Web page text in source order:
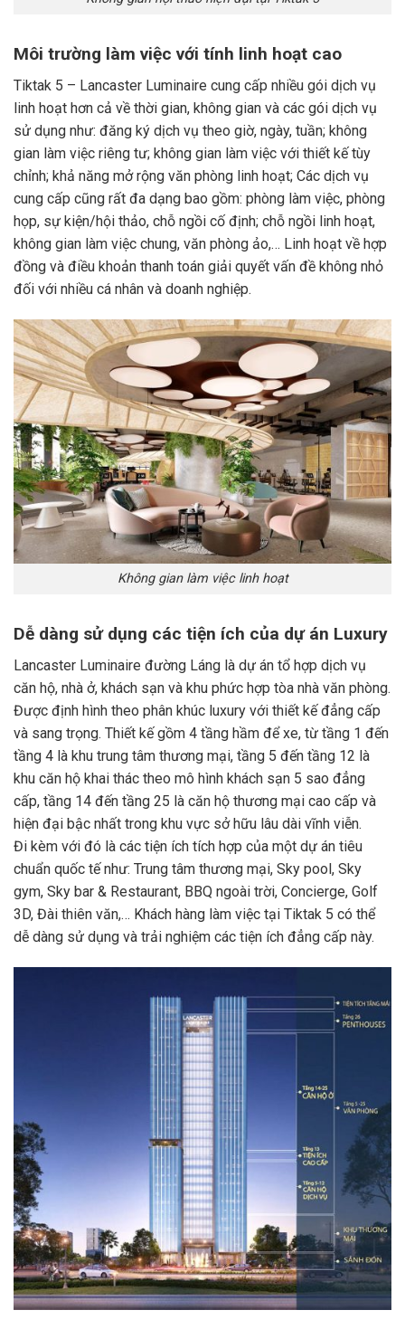
Môi trường làm việc với tính linh hoạt cao
Tiktak 5 – Lancaster Luminaire cung cấp nhiều gói dịch vụ
linh hoạt hơn cả về thời gian, không gian và các gói dịch vụ
sử dụng như: đăng ký dịch vụ theo giờ, ngày, tuần; không
gian làm việc riêng tư; không gian làm việc với thiết kế tùy
chỉnh; khả năng mở rộng văn phòng linh hoạt; Các dịch vụ
cung cấp cũng rất đa dạng bao gồm: phòng làm việc, phòng
họp, sự kiện/hội thảo, chỗ ngồi cố định; chỗ ngồi linh hoạt,
không gian làm việc chung, văn phòng ảo,… Linh hoạt về hợp
đồng và điều khoản thanh toán giải quyết vấn đề không nhỏ
đối với nhiều cá nhân và doanh nghiệp.
Không gian làm việc linh hoạt
Dễ dàng sử dụng các tiện ích của dự án Luxury
Lancaster Luminaire đường Láng là dự án tổ hợp dịch vụ
căn hộ, nhà ở, khách sạn và khu phức hợp tòa nhà văn phòng.
Được định hình theo phân khúc luxury với thiết kế đẳng cấp
và sang trọng. Thiết kế gồm 4 tầng hầm để xe, từ tầng 1 đến
tầng 4 là khu trung tâm thương mại, tầng 5 đến tầng 12 là
khu căn hộ khai thác theo mô hình khách sạn 5 sao đẳng
cấp, tầng 14 đến tầng 25 là căn hộ thương mại cao cấp và
hiện đại bậc nhất trong khu vực sở hữu lâu dài vĩnh viễn.
Đi kèm với đó là các tiện ích tích hợp của một dự án tiêu
chuẩn quốc tế như: Trung tâm thương mại, Sky pool, Sky
gym, Sky bar & Restaurant, BBQ ngoài trời, Concierge, Golf
3D, Đài thiên văn,… Khách hàng làm việc tại Tiktak 5 có thể
dễ dàng sử dụng và trải nghiệm các tiện ích đẳng cấp này.